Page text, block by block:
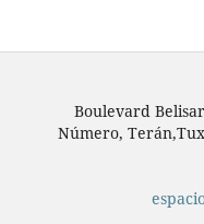
Boulevard
Número,